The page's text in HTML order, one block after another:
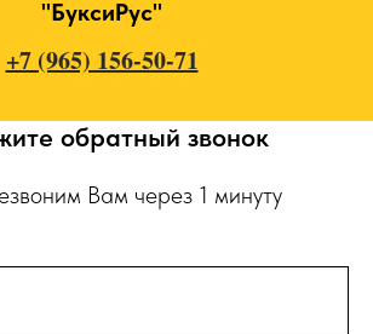
"БуксиРус"
+7 (965) 156-50-71
обратный звонок
Вам через 1 минуту